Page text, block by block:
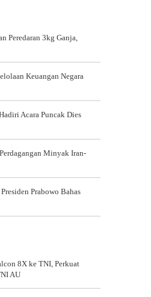
Peredaran 3kg Ganja,
Keuangan Negara
Acara Puncak Dies
Minyak Iran-
Prabowo Bahas
8X ke TNI, Perkuat
AU